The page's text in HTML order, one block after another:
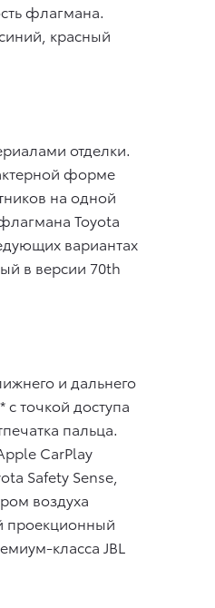
флагмана.
красный
отделки.
форме
на одной
Toyota
вариантах
в версии 70th
и дальнего
точкой доступа
пальца.
CarPlay
Safety Sense,
воздуха
проекционный
класса JBL